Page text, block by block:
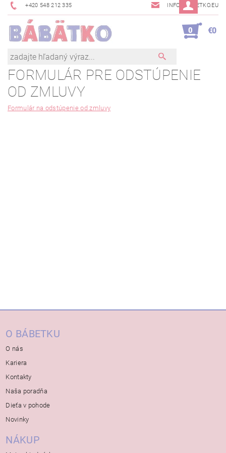
+420 548 212 335 INFO@BABETKO.EU
0 €0
FORMULÁR PRE ODSTÚPENIE
OD ZMLUVY
Formulár na odstúpenie od zmluvy
O BÁBETKU
O nás
Kariera
Kontakty
Naša poradňa
Dieťa v pohode
Novinky
NÁKUP